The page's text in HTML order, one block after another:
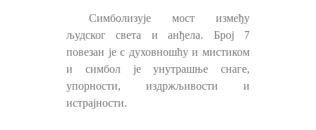
Симболизује мост између
људског света и анђела. Број 7
повезан је с духовношћу и мистиком
и симбол је унутрашње снаге,
упорности, издржљивости и
истрајности.